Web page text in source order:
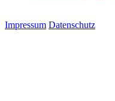
Impressum Datenschutz